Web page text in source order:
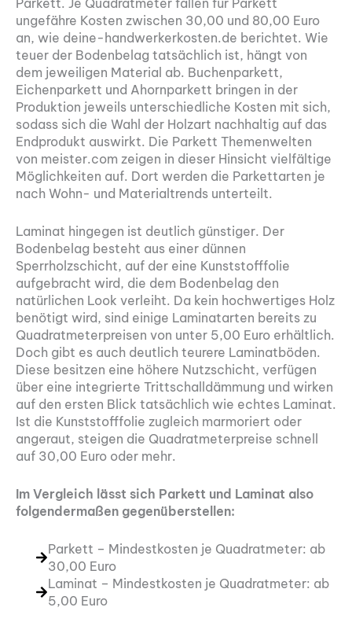
ungefähre Kosten zwischen 30,00 und 80,00 Euro
an, wie deine-handwerkerkosten.de berichtet. Wie
teuer der Bodenbelag tatsächlich ist, hängt von
dem jeweiligen Material ab. Buchenparkett,
Eichenparkett und Ahornparkett bringen in der
Produktion jeweils unterschiedliche Kosten mit sich,
sodass sich die Wahl der Holzart nachhaltig auf das
Endprodukt auswirkt. Die Parkett Themenwelten
von meister.com zeigen in dieser Hinsicht vielfältige
Möglichkeiten auf. Dort werden die Parkettarten je
nach Wohn- und Materialtrends unterteilt.
Laminat hingegen ist deutlich günstiger. Der
Bodenbelag besteht aus einer dünnen
Sperrholzschicht, auf der eine Kunststofffolie
aufgebracht wird, die dem Bodenbelag den
natürlichen Look verleiht. Da kein hochwertiges Holz
benötigt wird, sind einige Laminatarten bereits zu
Quadratmeterpreisen von unter 5,00 Euro erhältlich.
Doch gibt es auch deutlich teurere Laminatböden.
Diese besitzen eine höhere Nutzschicht, verfügen
über eine integrierte Trittschalldämmung und wirken
auf den ersten Blick tatsächlich wie echtes Laminat.
Ist die Kunststofffolie zugleich marmoriert oder
angeraut, steigen die Quadratmeterpreise schnell
auf 30,00 Euro oder mehr.
Im Vergleich lässt sich Parkett und Laminat also
folgendermaßen gegenüberstellen:
Parkett – Mindestkosten je Quadratmeter: ab
30,00 Euro
Laminat – Mindestkosten je Quadratmeter: ab
5,00 Euro